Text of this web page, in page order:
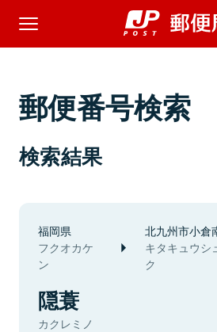
郵便番号検索
検索結果
福岡県
フクオカケ
ン
北九州市小倉
キタキュウシ
ク
隠蓑
カクレミノ